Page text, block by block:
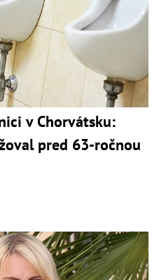
v Chorvátsku:
pred 63-ročnou